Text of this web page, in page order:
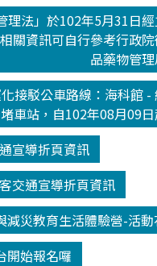
理法」於102年5月31日
關資訊可自行參考行政
品藥物管理
接駁公車路線：海科館 -
車站，自102年08月09日
宣導折頁資訊
交通宣導折頁資訊
減災教育生活體驗營-活動
開始報名囉